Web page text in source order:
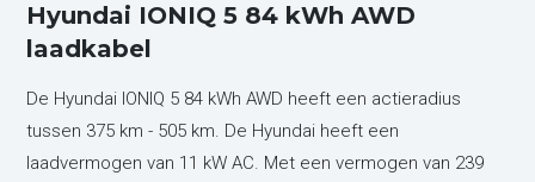
Hyundai IONIQ 5 84 kWh AWD
laadkabel
De Hyundai IONIQ 5 84 kWh AWD heeft een actieradius
tussen 375 km - 505 km. De Hyundai heeft een
laadvermogen van 11 kW AC. Met een vermogen van 239